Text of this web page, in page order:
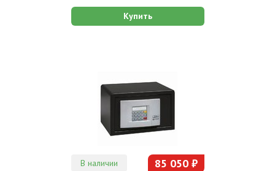
Купить
В наличии 85 050 ₽